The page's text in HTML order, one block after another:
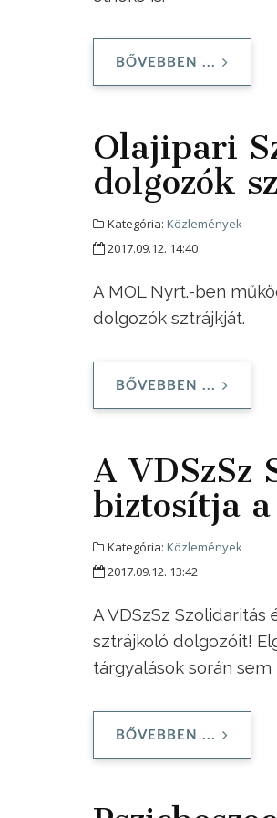
BŐVEBBEN ...
Olajipari
dolgozók
Kategória: Közlemények
2017.09.12. 14:40
A MOL Nyrt.-ben
dolgozók sztrájkját.
BŐVEBBEN ...
A VDSzSz
biztosítja
Kategória: Közlemények
2017.09.12. 13:42
A VDSzSz
sztrájkoló dolgozóit!
tárgyalások során
BŐVEBBEN ...